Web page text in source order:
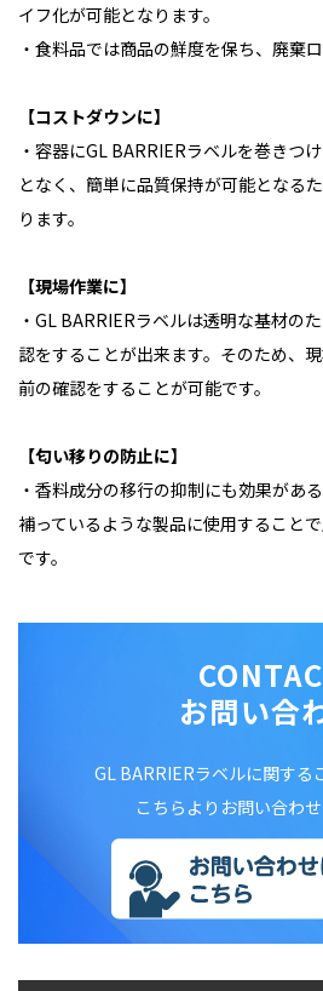
イフ化が可能となります。
・食料品では商品の鮮度を保ち、廃棄
【コストダウンに】
・容器にGL BARRIERラベルを巻きつ
となく、簡単に品質保持が可能となる
ります。
【現場作業に】
・GL BARRIERラベルは透明な基材の
認をすることが出来ます。そのため、
前の確認をすることが可能です。
【匂い移りの防止に】
・香料成分の移行の抑制にも効果があ
補っているような製品に使用すること
です。
お問い合
GL BARRIERラベルに関する
こちらよりお問い合わせ